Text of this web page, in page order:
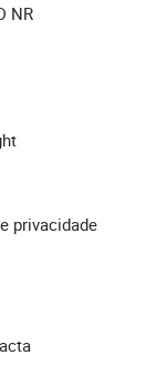
NR
privacidade